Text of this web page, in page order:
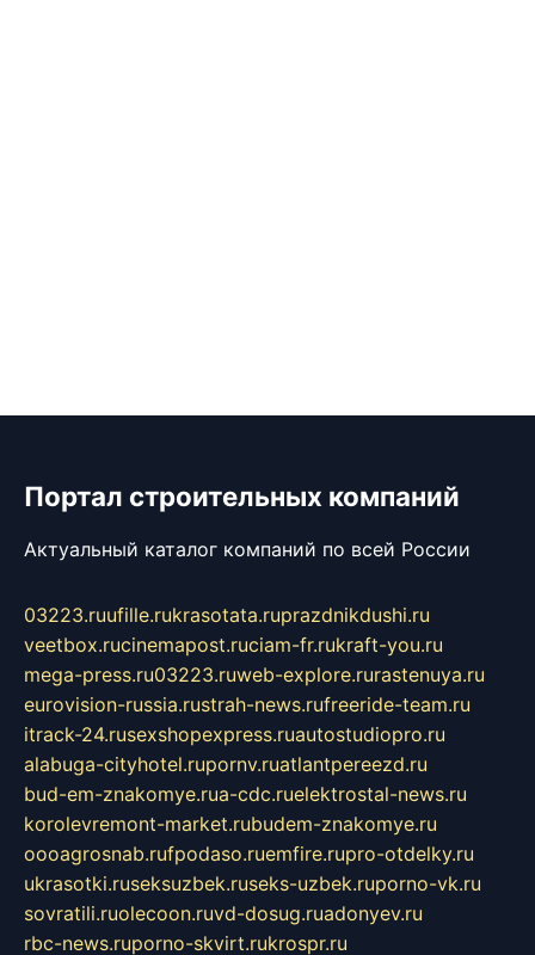
Портал строительных компаний
Актуальный каталог компаний по всей России
03223.ruufille.rukrasotata.ruprazdnikdushi.ru
veetbox.rucinemapost.ruciam-fr.rukraft-you.ru
mega-press.ru03223.ruweb-explore.rurastenuya.ru
eurovision-russia.rustrah-news.rufreeride-team.ru
itrack-24.rusexshopexpress.ruautostudiopro.ru
alabuga-cityhotel.rupornv.ruatlantpereezd.ru
bud-em-znakomye.rua-cdc.ruelektrostal-news.ru
korolevremont-market.rubudem-znakomye.ru
oooagrosnab.rufpodaso.ruemfire.rupro-otdelky.ru
ukrasotki.ruseksuzbek.ruseks-uzbek.ruporno-vk.ru
sovratili.ruolecoon.ruvd-dosug.ruadonyev.ru
rbc-news.ruporno-skvirt.rukrospr.ru